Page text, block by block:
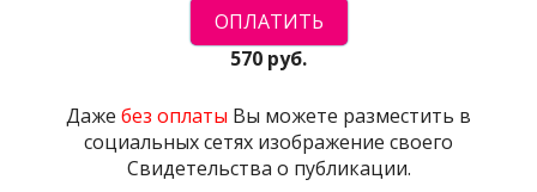
570 руб.
Даже без оплаты Вы можете разместить в
социальных сетях изображение своего
Свидетельства о публикации.